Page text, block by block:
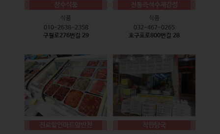
장수식품
식품
010-2638-2358
구월로276번길 29
전통즉석수제강정
식품
032-467-0265
호구포로800번길 28
진로할인마트앞반찬 착한탕국